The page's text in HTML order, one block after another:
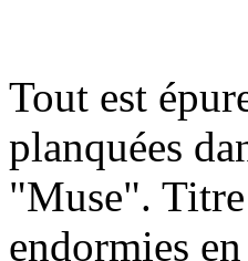
Tout est
planquées
"Muse".
endormies